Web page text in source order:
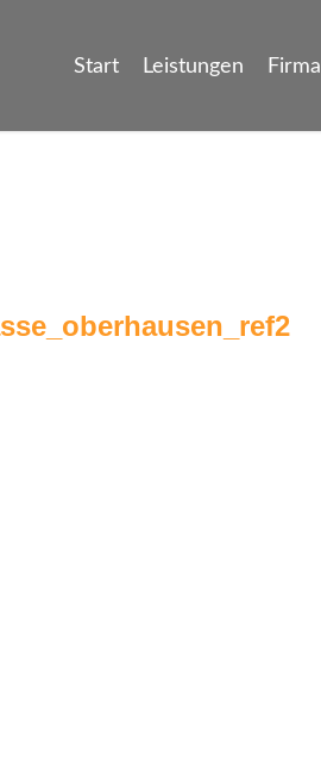
Start Leistungen Firma